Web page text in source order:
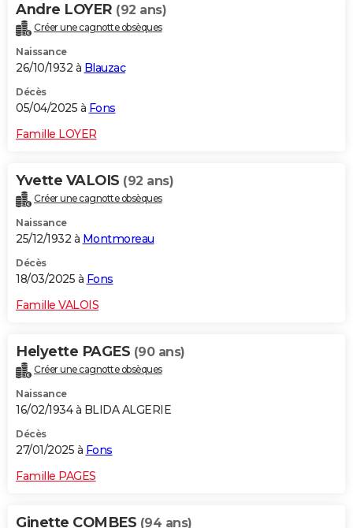
Andre LOYER (92 ans)
Créer une cagnotte obsèques
Naissance
26/10/1932 à Blauzac
Décès
05/04/2025 à Fons
Famille LOYER
Yvette VALOIS (92 ans)
Créer une cagnotte obsèques
Naissance
25/12/1932 à Montmoreau
Décès
18/03/2025 à Fons
Famille VALOIS
Helyette PAGES (90 ans)
Créer une cagnotte obsèques
Naissance
16/02/1934 à BLIDA ALGERIE
Décès
27/01/2025 à Fons
Famille PAGES
Ginette COMBES (94 ans)